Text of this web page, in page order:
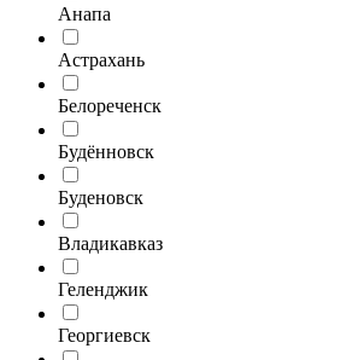
Анапа
Астрахань
Белореченск
Будённовск
Буденовск
Владикавказ
Геленджик
Георгиевск